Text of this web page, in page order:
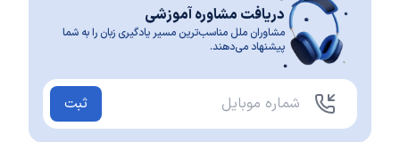
دریافت مشاوره آموزشی
مشاوران ملل مناسب‌ترین مسیر یادگیری زبان را به شما
پیشنهاد می‌دهند.
ثبت